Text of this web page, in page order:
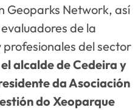
Geoparks Network, así
de la
profesionales del sector
el alcalde de Cedeira y
da Asociación
do Xeoparque